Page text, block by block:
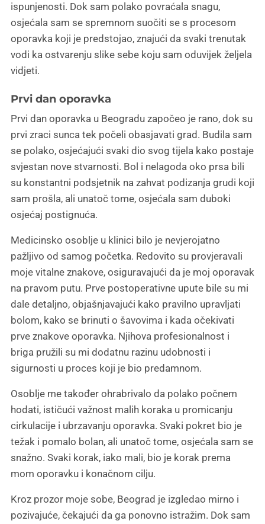
ispunjenosti. Dok sam polako povraćala snagu,
osjećala sam se spremnom suočiti se s procesom
oporavka koji je predstojao, znajući da svaki trenutak
vodi ka ostvarenju slike sebe koju sam oduvijek željela
vidjeti.
Prvi dan oporavka
Prvi dan oporavka u Beogradu započeo je rano, dok su
prvi zraci sunca tek počeli obasjavati grad. Budila sam
se polako, osjećajući svaki dio svog tijela kako postaje
svjestan nove stvarnosti. Bol i nelagoda oko prsa bili
su konstantni podsjetnik na zahvat podizanja grudi koji
sam prošla, ali unatoč tome, osjećala sam duboki
osjećaj postignuća.
Medicinsko osoblje u klinici bilo je nevjerojatno
pažljivo od samog početka. Redovito su provjeravali
moje vitalne znakove, osiguravajući da je moj oporavak
na pravom putu. Prve postoperativne upute bile su mi
dale detaljno, objašnjavajući kako pravilno upravljati
bolom, kako se brinuti o šavovima i kada očekivati
prve znakove oporavka. Njihova profesionalnost i
briga pružili su mi dodatnu razinu udobnosti i
sigurnosti u proces koji je bio predamnom.
Osoblje me također ohrabrivalo da polako počnem
hodati, ističući važnost malih koraka u promicanju
cirkulacije i ubrzavanju oporavka. Svaki pokret bio je
težak i pomalo bolan, ali unatoč tome, osjećala sam se
snažno. Svaki korak, iako mali, bio je korak prema
mom oporavku i konačnom cilju.
Kroz prozor moje sobe, Beograd je izgledao mirno i
pozivajuće, čekajući da ga ponovno istražim. Dok sam